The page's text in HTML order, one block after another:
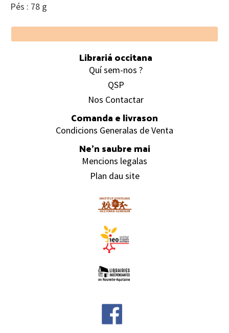
Pés : 78 g
Footer
Librariá occitana
Quí sem-nos ?
QSP
Nos Contactar
Comanda e livrason
Condicions Generalas de Venta
Ne’n saubre mai
Mencions legalas
Plan dau site